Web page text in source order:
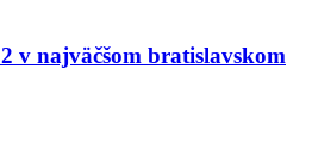
v najväčšom bratislavskom